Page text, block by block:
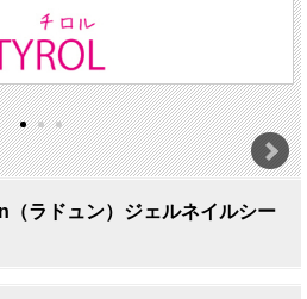
（ラドュン）ジェルネイルシー